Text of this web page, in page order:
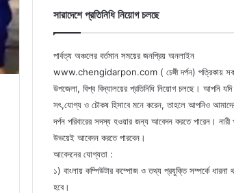
সারাদেশে প্রতিনিধি নিয়োগ চলছে
পার্বত্য অঞ্চলের বর্তমান সময়ের জনপ্রিয় অনলাইন
www.chengidarpon.com ( চেঙ্গী দর্পন) পত্রিকায়
উপজেলা, বিশ্ব বিদ্যালয়ের প্রতিনিধি নিয়োগ চলছে। আপনি যদি
সৎ,যোগ্য ও চৌকষ হিসাবে মনে করেন, তাহলে আপনিও আমাদের
দর্পন পরিবারের সদস্য হওয়ার জন্য আবেদন করতে পারেন।
উভয়েই আবেদন করতে পারবেন।
আবেদনের যোগ্যতা :
১) বাংলায় কম্পিউটার কম্পোজ ও তথ্য প্রযুক্তি সম্পর্কে ধারনা
হবে।